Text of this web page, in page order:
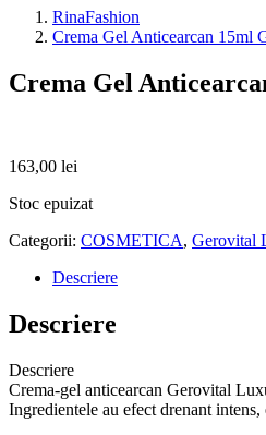
RinaFashion
Crema Gel Anticearcan 15ml
Crema Gel
163,00 lei
Stoc epuizat
Categorii: COSMETICA, Gerovital
Descriere
Descriere
Descriere
Crema-gel anticearcan Gerovital
Ingredientele au efect drenant